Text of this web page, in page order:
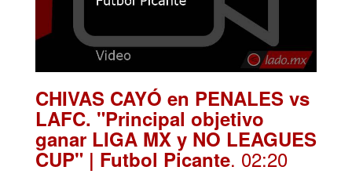
CHIVAS CAYÓ en PENALES vs
LAFC. "Principal objetivo
ganar LIGA MX y NO LEAGUES
CUP" | Futbol Picante. 02:20